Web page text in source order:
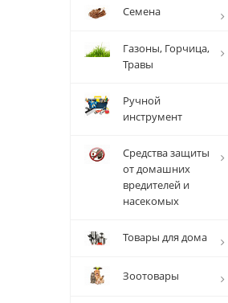
Семена
Газоны, Горчица,
Травы
Ручной
инструмент
Средства защиты
от домашних
вредителей и
насекомых
Товары для дома
Зоотовары